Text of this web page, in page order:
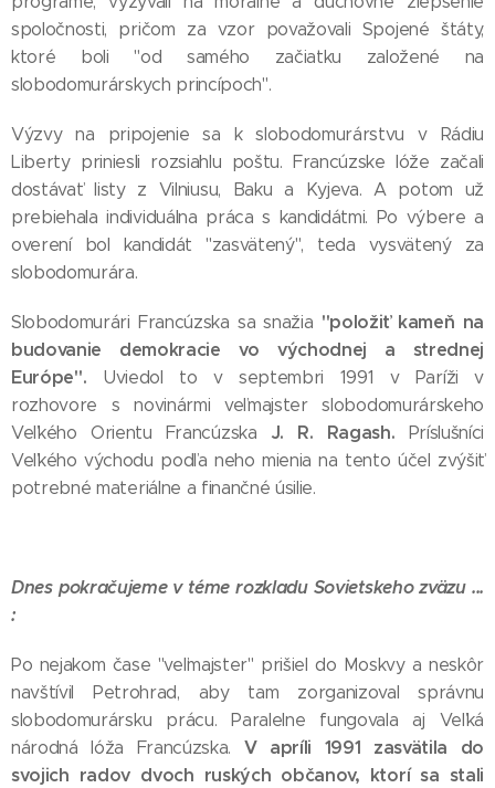
spoločnosti, pričom za vzor považovali Spojené štáty,
ktoré boli "od samého začiatku založené na
slobodomurárskych princípoch".
Výzvy na pripojenie sa k slobodomurárstvu v Rádiu
Liberty priniesli rozsiahlu poštu. Francúzske lóže začali
dostávať listy z Vilniusu, Baku a Kyjeva. A potom už
prebiehala individuálna práca s kandidátmi. Po výbere a
overení bol kandidát "zasvätený", teda vysvätený za
slobodomurára.
Slobodomurári Francúzska sa snažia "položiť kameň na
budovanie demokracie vo východnej a strednej
Európe". Uviedol to v septembri 1991 v Paríži v
rozhovore s novinármi veľmajster slobodomurárskeho
Veľkého Orientu Francúzska J. R. Ragash. Príslušníci
Veľkého východu podľa neho mienia na tento účel zvýšiť
potrebné materiálne a finančné úsilie.
Dnes pokračujeme v téme rozkladu Sovietskeho zväzu ...
:
Po nejakom čase "veľmajster" prišiel do Moskvy a neskôr
navštívil Petrohrad, aby tam zorganizoval správnu
slobodomurársku prácu. Paralelne fungovala aj Veľká
národná lóža Francúzska. V apríli 1991 zasvätila do
svojich radov dvoch ruských občanov, ktorí sa stali